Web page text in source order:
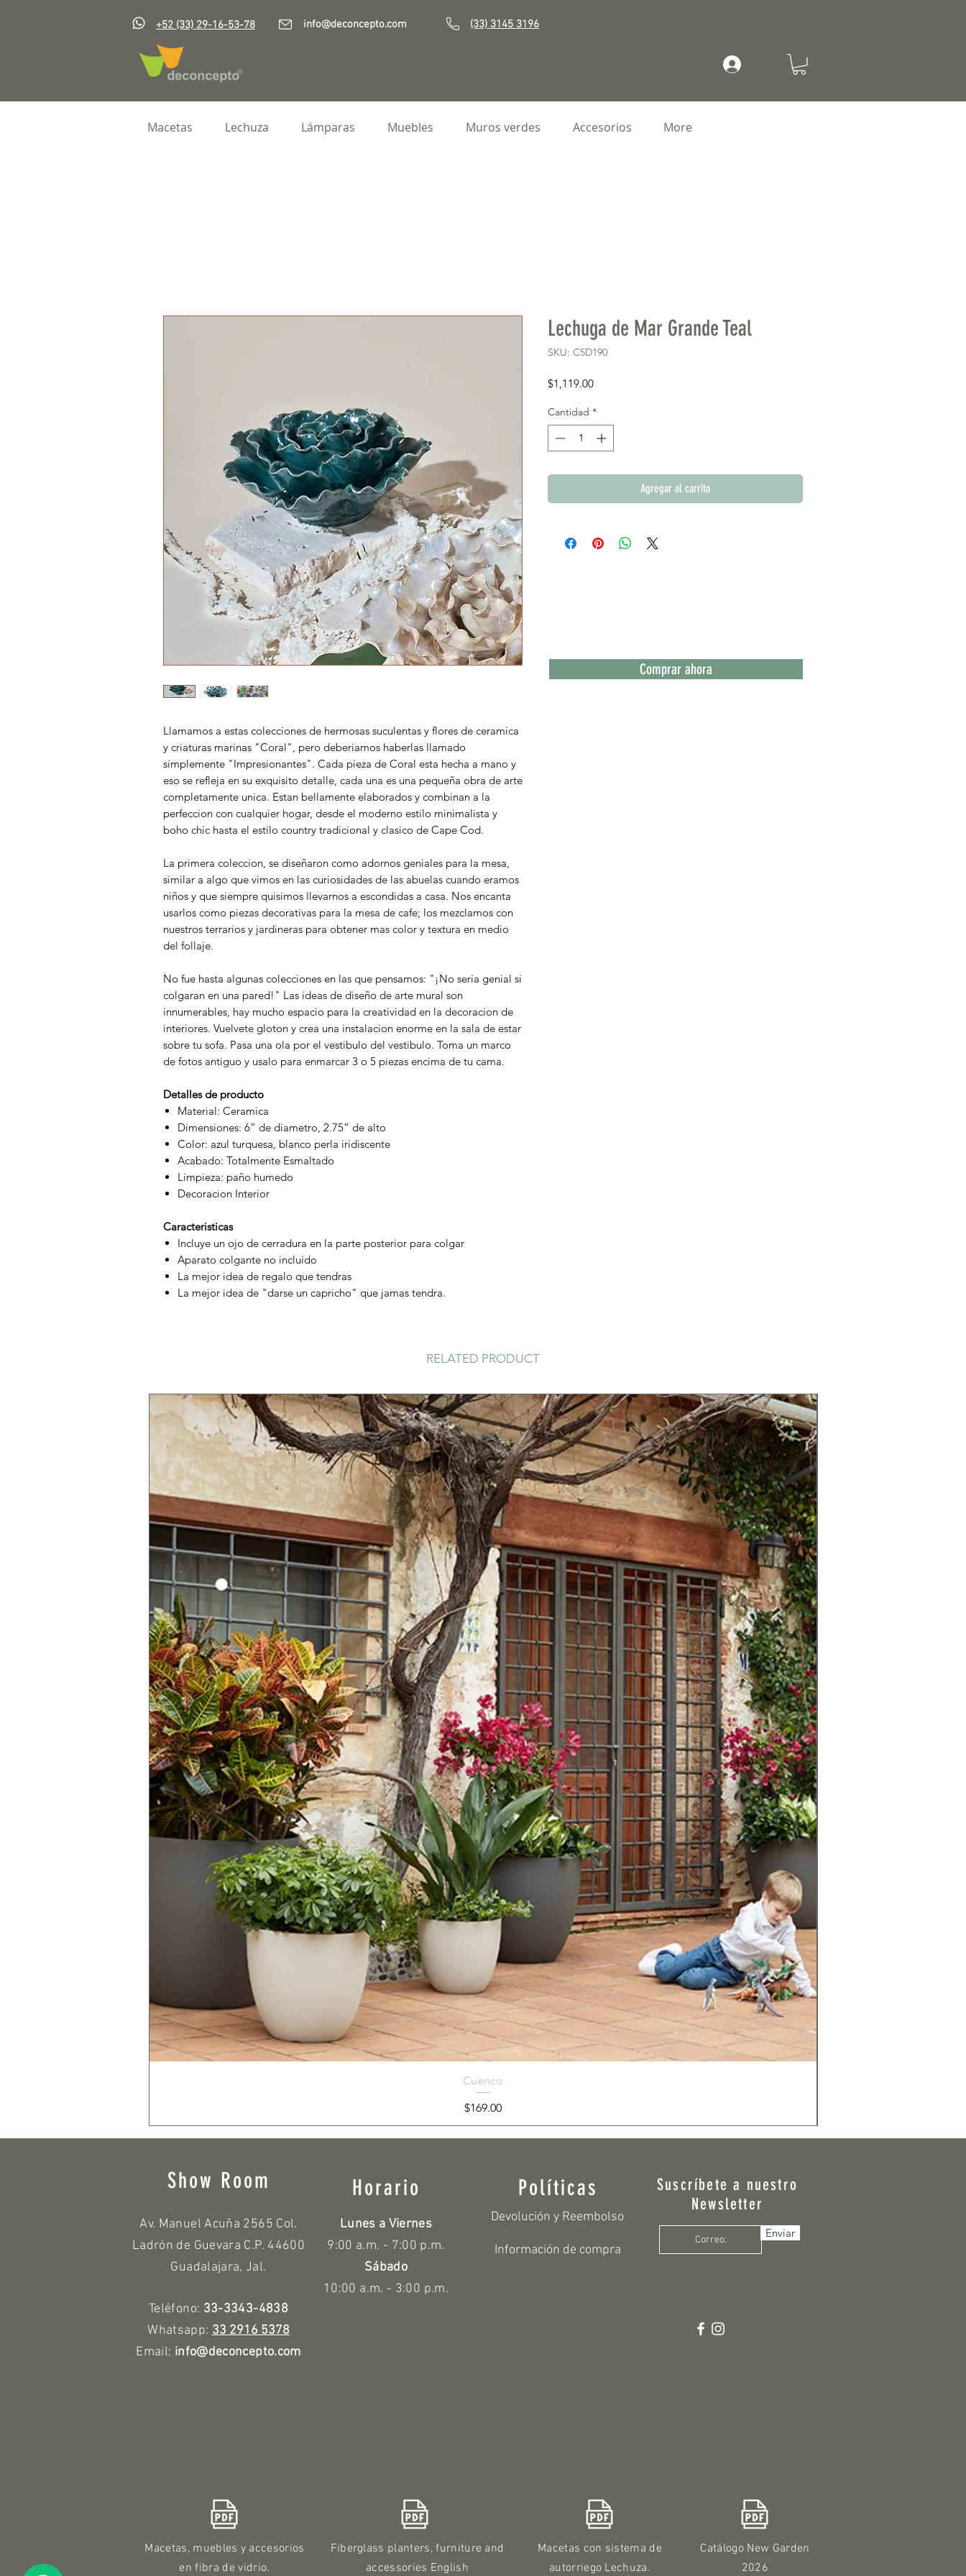
+52 (33) 29-16-53-78 info@deconcepto.com (33) 3145 3196
Mi cuenta
Macetas Lechuza Lámparas Muebles Muros verdes Accesorios More
Llamamos a estas colecciones de hermosas suculentas y flores de ceramica
y criaturas marinas "Coral", pero deberiamos haberlas llamado
simplemente "Impresionantes". Cada pieza de Coral esta hecha a mano y
eso se refleja en su exquisito detalle, cada una es una pequeña obra de arte
completamente unica. Estan bellamente elaborados y combinan a la
perfeccion con cualquier hogar, desde el moderno estilo minimalista y
boho chic hasta el estilo country tradicional y clasico de Cape Cod.
La primera coleccion, se diseñaron como adornos geniales para la mesa,
similar a algo que vimos en las curiosidades de las abuelas cuando eramos
niños y que siempre quisimos llevarnos a escondidas a casa. Nos encanta
usarlos como piezas decorativas para la mesa de cafe; los mezclamos con
nuestros terrarios y jardineras para obtener mas color y textura en medio
del follaje.
No fue hasta algunas colecciones en las que pensamos: "¡No seria genial si
colgaran en una pared!" Las ideas de diseño de arte mural son
innumerables, hay mucho espacio para la creatividad en la decoracion de
interiores. Vuelvete gloton y crea una instalacion enorme en la sala de estar
sobre tu sofa. Pasa una ola por el vestibulo del vestibulo. Toma un marco
de fotos antiguo y usalo para enmarcar 3 o 5 piezas encima de tu cama.
Detalles de producto
Material: Ceramica
Dimensiones: 6” de diametro, 2.75” de alto
Color: azul turquesa, blanco perla iridiscente
Acabado: Totalmente Esmaltado
Limpieza: paño humedo
Decoracion Interior
Caracteristicas
Incluye un ojo de cerradura en la parte posterior para colgar
Aparato colgante no incluido
La mejor idea de regalo que tendras
La mejor idea de "darse un capricho" que jamas tendra.
Lechuga de Mar Grande Teal
SKU: C5D190
$1,119.00Precio
Cantidad *
Agregar al carrito
Comprar ahora
RELATED PRODUCT
Cuenco
Precio
$169.00
Show Room
Av. Manuel Acuña 2565 Col.
Ladrón de Guevara C.P. 44600
Guadalajara, Jal.
Teléfono: 33-3343-4838
Whatsapp:33 2916 5378
Email: info@deconcepto.com
Lunes a Viernes
9:00 a.m. - 7:00 p.m.
Sábado
10:00 a.m. - 3:00 p.m.
Horario
Devolución y Reembolso
Información de compra
Políticas
Enviar
Suscríbete a nuestro
Newsletter
Macetas, muebles y accesorios
en fibra de vidrio.
Fiberglass planters, furniture and
accessories English
Macetas con sistema de
autorriego Lechuza.
Catálogo New Garden
2026